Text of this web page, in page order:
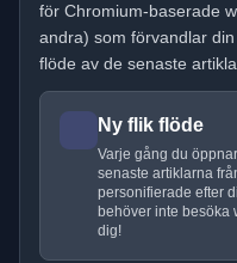
för Chromium-baserade
andra) som förvandlar
flöde av de senaste
Ny flik flöde
Varje gång du
senaste artiklarna
personifierade efter
behöver inte besöka
dig!